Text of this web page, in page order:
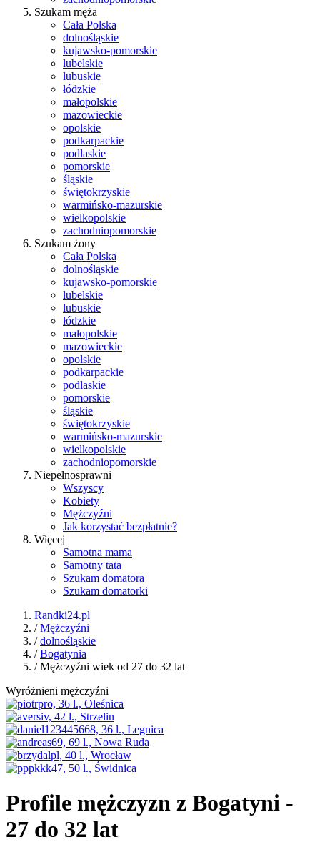
Szukam męża
Cała Polska
dolnośląskie
kujawsko-pomorskie
lubelskie
lubuskie
łódzkie
małopolskie
mazowieckie
opolskie
podkarpackie
podlaskie
pomorskie
śląskie
świętokrzyskie
warmińsko-mazurskie
wielkopolskie
zachodniopomorskie
Szukam żony
Cała Polska
dolnośląskie
kujawsko-pomorskie
lubelskie
lubuskie
łódzkie
małopolskie
mazowieckie
opolskie
podkarpackie
podlaskie
pomorskie
śląskie
świętokrzyskie
warmińsko-mazurskie
wielkopolskie
zachodniopomorskie
Niepełnosprawni
Wszyscy
Kobiety
Mężczyźni
Jak korzystać bezpłatnie?
Więcej
Samotna mama
Samotny tata
Szukam domatora
Szukam domatorki
Randki24.pl
/Mężczyźni
/dolnośląskie
/Bogatynia
/ Mężczyźni wiek od 27 do 32 lat
Wyróżnieni mężczyźni
Profile mężczyzn z Bogatyni -
27 do 32 lat